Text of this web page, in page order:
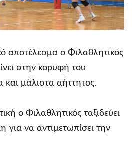
αποτέλεσμα ο Φιλαθλητικός
στην κορυφή του
και μάλιστα αήττητος.
ο Φιλαθλητικός ταξιδεύει
για να αντιμετωπίσει την